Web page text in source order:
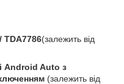
TDA7786(залежить від
Android Auto з
(залежить від